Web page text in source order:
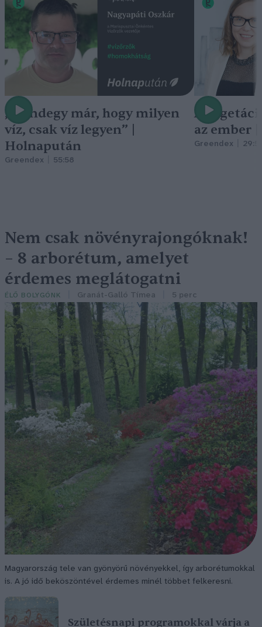
„Mindegy már, hogy milyen
víz, csak víz legyen” |
Holnapután
Greendex 55:58
A
az ember
Greendex
Nem csak növényrajongóknak!
– 8 arborétum, amelyet
érdemes meglátogatni
ÉLŐ BOLYGÓNK Granát-Galló Tímea 5 perc
Magyarország tele van gyönyörű növényekkel, így arborétumokkal
is. A jó idő beköszöntével érdemes minél többet felkeresni.
Születésnapi programokkal várja a